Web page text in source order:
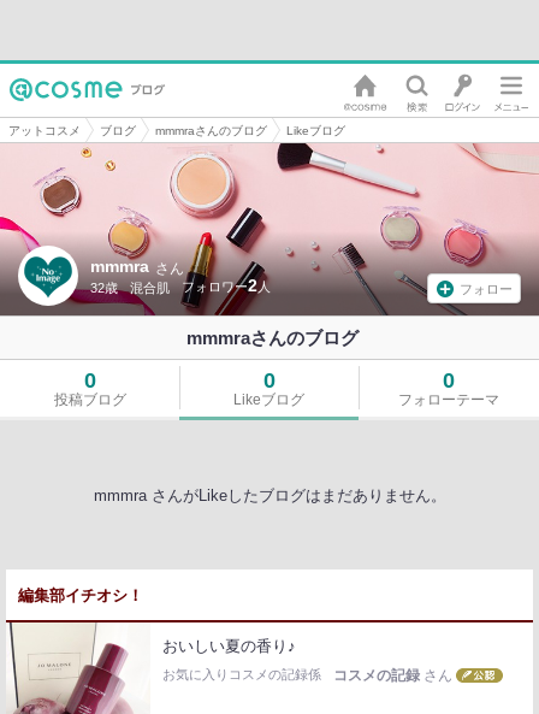
アットコスメ ブログ mmmraさんのブログ Likeブログ
mmmra さん
32歳 混合肌 2 フォロー
mmmraさんのブログ
0
投稿ブログ
0
Likeブログ
0
フォローテーマ
mmmra さんがLikeしたブログはまだありません。
編集部イチオシ！
おいしい夏の香り♪
お気に入りコスメの記録係 コスメの記録 さん